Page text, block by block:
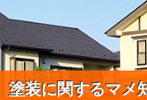
塗装に関するマメ